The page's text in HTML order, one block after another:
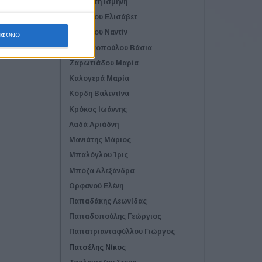
Γεωργίου Ελισάβετ
Γεωργίου Ναντίν
Γιαννακοπούλου Βάσια
Ζαρωτιάδου Μαρία
Καλογερά Μαρία
Κόρδη Βαλεντίνα
Κρόκος Ιωάννης
Λαδά Αριάδνη
Μανιάτης Μάριος
Μπαλόγλου Ίρις
Μπόζα Αλεξάνδρα
Ορφανού Ελένη
Παπαδάκης Λεωνίδας
Παπαδοπούλης Γεώργιος
Παπατριανταφύλλου Γιώργος
Πατσέλης Νίκος